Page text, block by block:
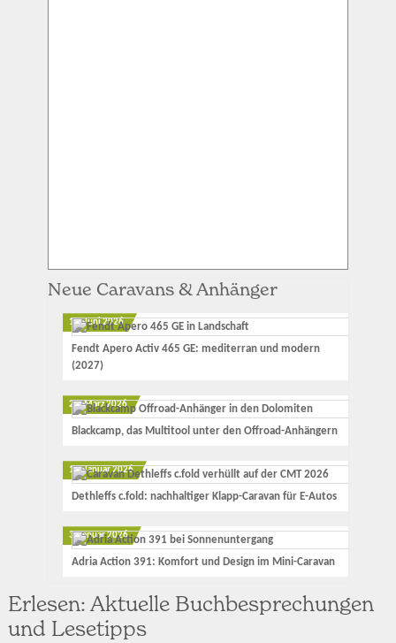
Neue Caravans & Anhänger
12. Juni 2026
Fendt Apero Activ 465 GE: mediterran und modern
(2027)
23. März 2026
Blackcamp, das Multitool unter den Offroad-Anhängern
17. Januar 2026
Dethleffs c.fold: nachhaltiger Klapp-Caravan für E-Autos
3. Januar 2026
Adria Action 391: Komfort und Design im Mini-Caravan
Erlesen: Aktuelle Buchbesprechungen
und Lesetipps